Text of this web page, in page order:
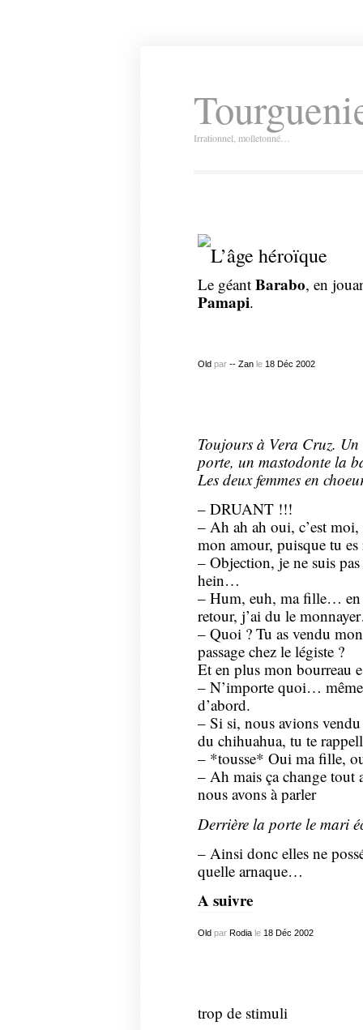
Irrationnel, molletonné…
L’âge héroïque
Le géantBarabo, en
Pamapi.
Oldpar -- Zanle 18 Déc 2002
Toujours à Vera Cruz. Un
porte, un mastodonte la
Les deux femmes en
– DRUANT !!!
– Ah ah ah oui, c’est
mon amour, puisque tu es
– Objection, je ne suis
hein…
– Hum, euh, ma fille…
retour, j’ai du le
– Quoi ? Tu as vendu
passage chez le légiste ?
Et en plus mon bourreau
– N’importe quoi… même
d’abord.
– Si si, nous avions
du chihuahua, tu te
– *tousse* Oui ma fille,
– Ah mais ça change
nous avons à parler
Derrière la porte le mari
– Ainsi donc elles ne
quelle arnaque…
A suivre
Oldpar Rodiale 18 Déc 2002
trop de stimuli